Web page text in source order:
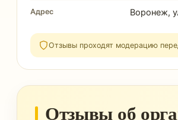
Адрес Воронеж,
Отзывы проходят модерацию
Отзывы об